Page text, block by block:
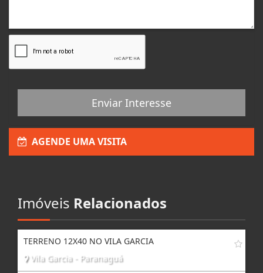
Enviar Interesse
AGENDE UMA VISITA
Imóveis Relacionados
TERRENO 12X40 NO VILA GARCIA
Vila Garcia - Paranaguá